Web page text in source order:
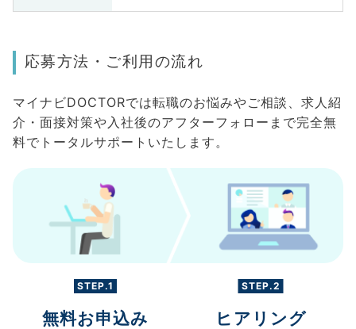
応募方法・ご利用の流れ
マイナビDOCTORでは転職のお悩みやご相談、求人紹
介・面接対策や入社後のアフターフォローまで完全無
料でトータルサポートいたします。
STEP.1
無料お申込み
STEP.2
ヒアリング